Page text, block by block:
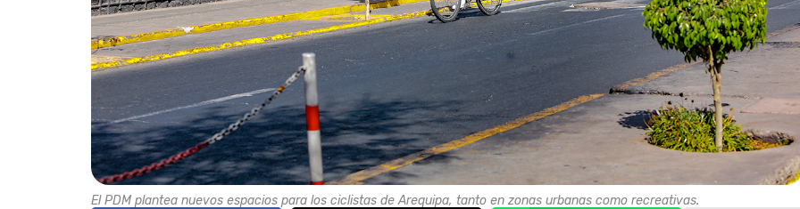
El PDM plantea nuevos espacios para los ciclistas de Arequipa, tanto en zonas urbanas como recreativas.